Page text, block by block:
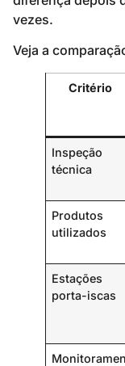
vezes.
Veja a
Critério
Inspeção
técnica
Produtos
utilizados
Estações
porta-iscas
Monitoramen